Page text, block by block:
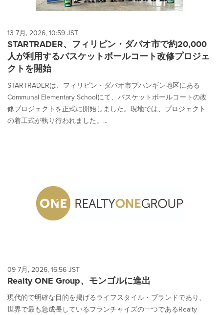
13 7月, 2026, 10:59 JST
STARTRADER、フィリピン・ダバオ市で約20,000
人が利用するバスケットボールコート改修プロジェ
クトを開始
STARTRADERは、フィリピン・ダバオ市ブハンギン地区にある
Communal Elementary Schoolにて、バスケットボールコートの改
修プロジェクトを正式に開始しました。現地では、プロジェクト
の着工式が執り行われました。...
09 7月, 2026, 16:56 JST
Realty ONE Group、モンゴルに進出
現代的で明確な目的を掲げるライフスタイル・ブランドであり、
世界で最も急成長しているフランチャイズの一つであるRealty